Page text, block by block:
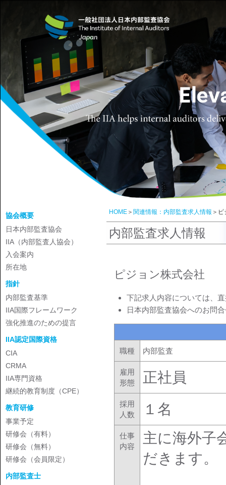
協会概要
日本内部監査協会
IIA（内部監査人協会）
入会案内
所在地
指針
内部監査基準
IIA国際フレームワーク
強化推進のための提言
IIA認定国際資格
CIA
CRMA
IIA専門資格
継続的教育制度（CPE）
教育研修
事業予定
研修会（有料）
研修会（無料）
研修会（会員限定）
内部監査士
HOME ＞ 関連情報：内部監査求人情報 ＞
内部監査求人情報
ピジョン株式会社
下記求人内容については、
日本内部監査協会へのお問
職種 内部監査
雇用
形態
正社員
採用
人数
１名
仕事
内容
主に海外子
だきます。